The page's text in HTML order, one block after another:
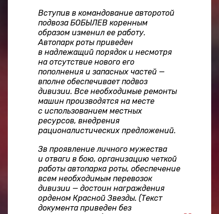
Вступив в командование авторотой
подвоза БОБЫЛЕВ коренным
образом изменил ее работу.
Автопарк роты приведен
в надлежащий порядок и несмотря
на отсутствие нового его
пополнения и запасных частей —
вполне обеспечивает подвоз
дивизии. Все необходимые ремонты
машин производятся на месте
с использованием местных
ресурсов, внедрения
рационалистических предложений.
Зв проявление личного мужества
и отваги в бою, организацию четкой
работы автопарка роты, обеспечение
всем необходимым перевозок
дивизии — достоин награждения
орденом Красной Звезды. (Текст
документа приведен без